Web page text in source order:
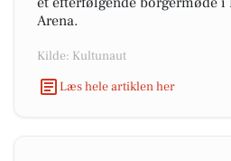
Arena.
Kilde: Kultunaut
Læs hele artiklen her